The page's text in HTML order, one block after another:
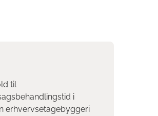
til
i
erhvervsetagebyggeri